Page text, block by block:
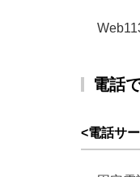
電話
<電話サ